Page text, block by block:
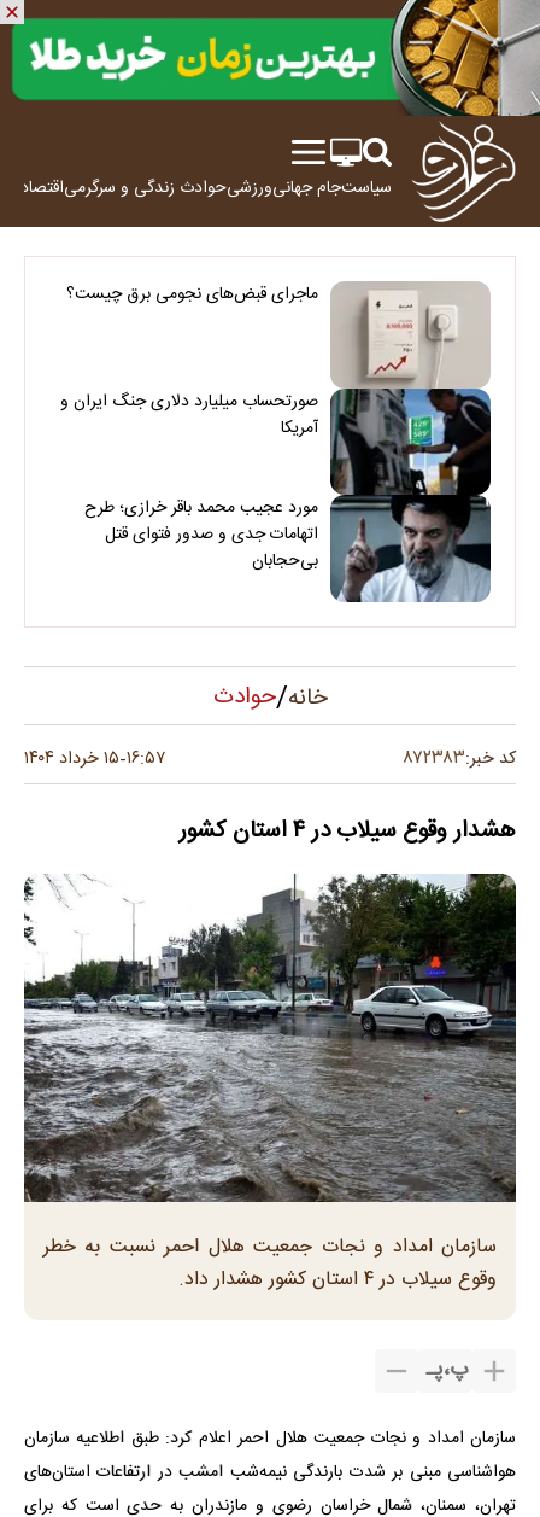
سیاستجام جهانیورزشیحوادث زندگی و سرگرمیاقتصاد
ماجرای قبض‌های نجومی برق چیست؟
صورتحساب میلیارد دلاری جنگ ایران و
آمریکا
مورد عجیب محمد باقر خرازی؛ طرح
اتهامات جدی و صدور فتوای قتل
بی‌حجابان
خانه/حوادث
کد خبر:۸۷۲۳۸۳ ۱۶:۵۷-۱۵ خرداد ۱۴۰۴
هشدار وقوع سیلاب در ۴ استان کشور
سازمان امداد و نجات جمعیت هلال احمر نسبت به خطر
وقوع سیلاب در ۴ استان کشور هشدار داد.
پ،پـ
سازمان امداد و نجات جمعیت هلال احمر اعلام کرد: طبق اطلاعیه سازمان
هواشناسی مبنی بر شدت بارندگی نیمه‌شب امشب در ارتفاعات استان‌های
تهران، سمنان، شمال خراسان رضوی و مازندران به حدی است که برای